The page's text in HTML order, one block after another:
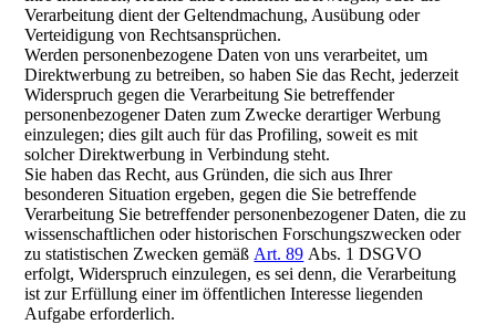
Verarbeitung dient der Geltendmachung, Ausübung oder
Verteidigung von Rechtsansprüchen.
Werden personenbezogene Daten von uns verarbeitet, um
Direktwerbung zu betreiben, so haben Sie das Recht, jederzeit
Widerspruch gegen die Verarbeitung Sie betreffender
personenbezogener Daten zum Zwecke derartiger Werbung
einzulegen; dies gilt auch für das Profiling, soweit es mit
solcher Direktwerbung in Verbindung steht.
Sie haben das Recht, aus Gründen, die sich aus Ihrer
besonderen Situation ergeben, gegen die Sie betreffende
Verarbeitung Sie betreffender personenbezogener Daten, die zu
wissenschaftlichen oder historischen Forschungszwecken oder
zu statistischen Zwecken gemäß Art. 89 Abs. 1 DSGVO
erfolgt, Widerspruch einzulegen, es sei denn, die Verarbeitung
ist zur Erfüllung einer im öffentlichen Interesse liegenden
Aufgabe erforderlich.